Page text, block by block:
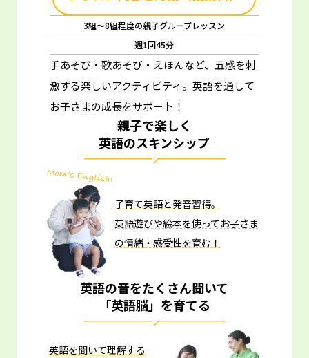
3組～8組程度の親子グループレッスン
週1回45分
手あそび・歌あそび・えほんなど、五感を刺
激する楽しいアクティビティ。 英語を通して
お子さまの成長をサポート！
親子で楽しく
英語のスキンシップ
子育て英語と発音習得。
英語遊びや絵本を使ってお子さま
の情緒・感受性を育む！
英語の音をたくさん聞いて
「英語脳」を育てる
英語を聞いて理解する